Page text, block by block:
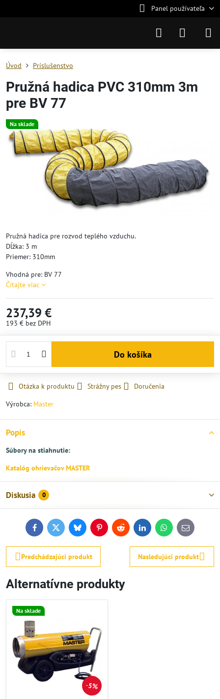
Panel používateľa
Na sklade
Úvod Príslušenstvo
Pružná hadica PVC 310mm 3m
pre BV 77
Pružná hadica pre rozvod teplého vzduchu.
Dĺžka: 3 m
Priemer: 310mm
Vhodná pre: BV 77
Čítajte viac
237,39 €
193 € bez DPH
Do košíka
Otázka k produktu Strážny pes
Doručenia
Výrobca: Master
Popis
Súbory na stiahnutie:
Katalóg ohrievačov MASTER
Diskusia 0
FacebookTwitterBlueskyPinterestReddit LinkedInWhatsApp
E-
mail
Predchádzajúci produkt Nasledujúci produkt
Alternatívne produkty
5%
Na sklade